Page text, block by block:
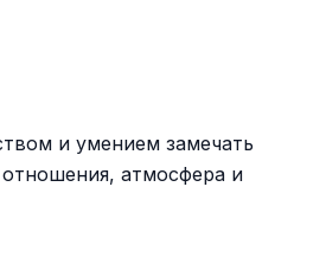
и умением замечать
атмосфера и